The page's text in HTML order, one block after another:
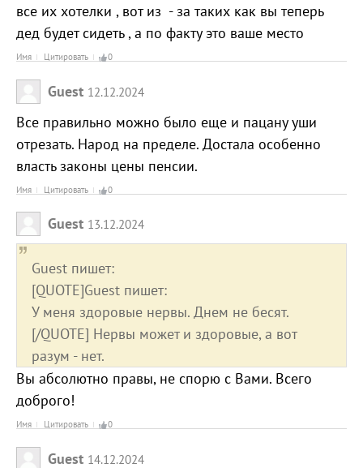
все их хотелки , вот из - за таких как вы теперь
дед будет сидеть , а по факту это ваше место
Имя Цитировать 0
Guest 12.12.2024
Все правильно можно было еще и пацану уши
отрезать. Народ на пределе. Достала особенно
власть законы цены пенсии.
Имя Цитировать 0
Guest 13.12.2024
Guest пишет:
[QUOTE]Guest пишет:
У меня здоровые нервы. Днем не бесят.
[/QUOTE] Нервы может и здоровые, а вот
разум - нет.
Вы абсолютно правы, не спорю с Вами. Всего
доброго!
Имя Цитировать 0
Guest 14.12.2024